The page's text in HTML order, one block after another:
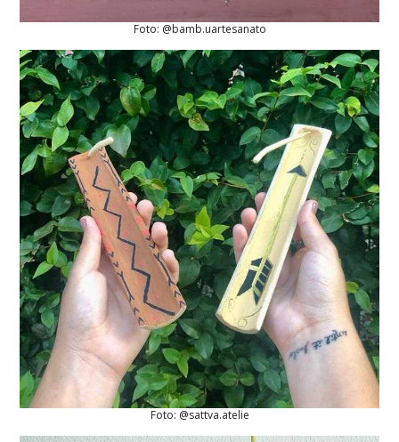
Foto: @bamb.uartesanato
Foto: @sattva.atelie